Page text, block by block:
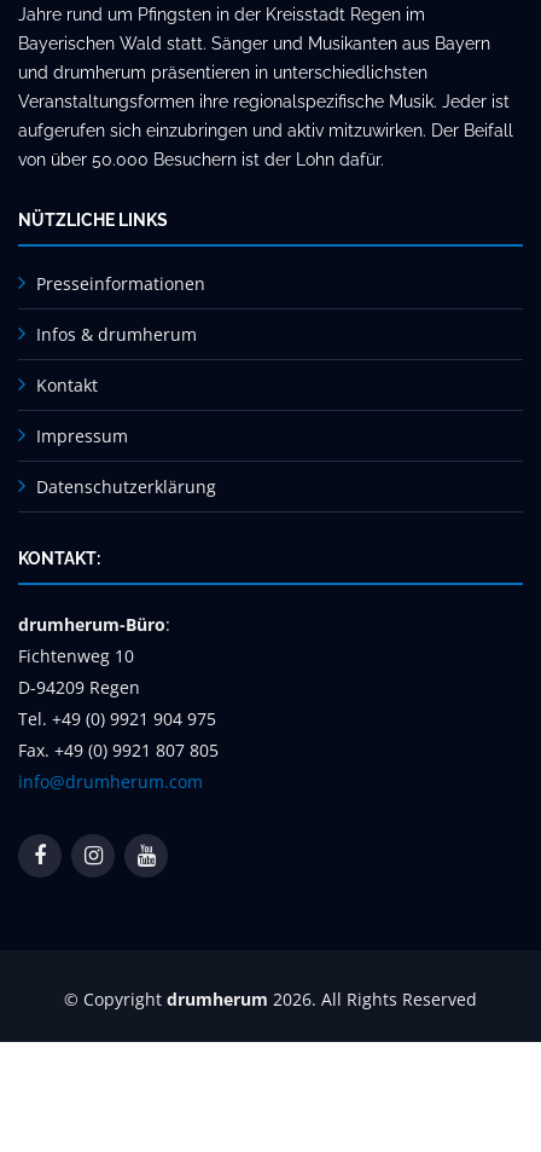
Jahre rund um Pfingsten in der Kreisstadt Regen im
Bayerischen Wald statt. Sänger und Musikanten aus Bayern
und drumherum präsentieren in unterschiedlichsten
Veranstaltungsformen ihre regionalspezifische Musik. Jeder ist
aufgerufen sich einzubringen und aktiv mitzuwirken. Der Beifall
von über 50.000 Besuchern ist der Lohn dafür.
NÜTZLICHE LINKS
Presseinformationen
Infos & drumherum
Kontakt
Impressum
Datenschutzerklärung
KONTAKT:
drumherum-Büro:
Fichtenweg 10
D-94209 Regen
Tel. +49 (0) 9921 904 975
Fax. +49 (0) 9921 807 805
info@drumherum.com
© Copyright drumherum 2026. All Rights Reserved